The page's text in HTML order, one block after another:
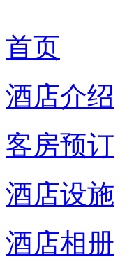
首页
酒店介绍
客房预订
酒店设施
酒店相册